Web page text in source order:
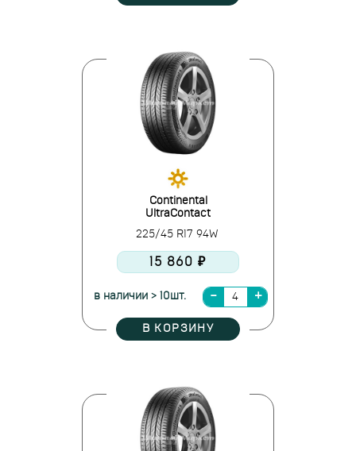
Continental
UltraContact
225/45 R17 94W
15 860 ₽
в наличии > 10шт.
В КОРЗИНУ